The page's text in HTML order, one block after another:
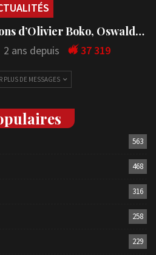
d’Olivier Boko, Oswald…
2 ans depuis 37 319
PLUS DE MESSAGES
563
468
316
258
229